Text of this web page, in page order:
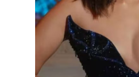
संजू सैमसन (Sanju Samson)
विझिंजम में आलिशान
कलेक्शन में संजू सैमसन के पास ज